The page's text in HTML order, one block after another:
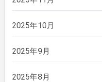
2025年10月
2025年9月
2025年8月